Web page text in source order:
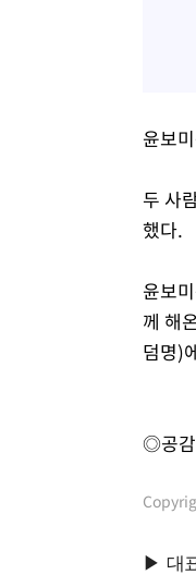
윤보
두 사
했다.
윤보
께 해
덤명)
◎공감